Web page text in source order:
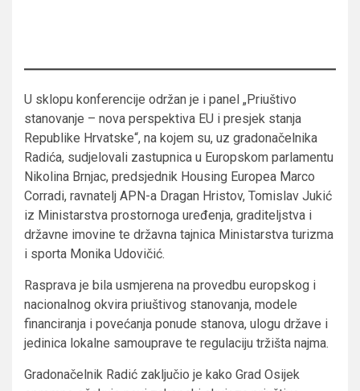
U sklopu konferencije održan je i panel „Priuštivo
stanovanje – nova perspektiva EU i presjek stanja
Republike Hrvatske“, na kojem su, uz gradonačelnika
Radića, sudjelovali zastupnica u Europskom parlamentu
Nikolina Brnjac, predsjednik Housing Europea Marco
Corradi, ravnatelj APN-a Dragan Hristov, Tomislav Jukić
iz Ministarstva prostornoga uređenja, graditeljstva i
državne imovine te državna tajnica Ministarstva turizma
i sporta Monika Udovičić.
Rasprava je bila usmjerena na provedbu europskog i
nacionalnog okvira priuštivog stanovanja, modele
financiranja i povećanja ponude stanova, ulogu države i
jedinica lokalne samouprave te regulaciju tržišta najma.
Gradonačelnik Radić zaključio je kako Grad Osijek